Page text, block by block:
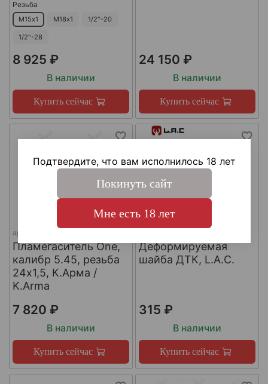
Резьба
М15х1 М18х1 1/2"-20
1/2"-28
8 925 ₽
В наличии
Купить сейчас
24 150 ₽
В наличии
Купить сейчас
арт.
Пламегаситель One,
калибр 5.45, резьба
24х1,5, К.Арма /
K.Arma
7 820 ₽
В наличии
Купить сейчас
Деформируемая
шайба ДТК, L.A.C.
315 ₽
В наличии
Купить сейчас
Подтвердите, что вам исполнилось 18 лет
Покинуть сайт
Мне есть 18 лет